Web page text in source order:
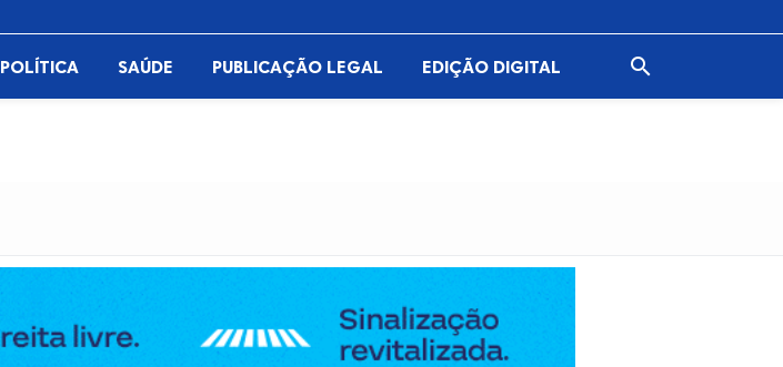
POLÍTICA SAÚDE PUBLICAÇÃO LEGAL EDIÇÃO DIGITAL 